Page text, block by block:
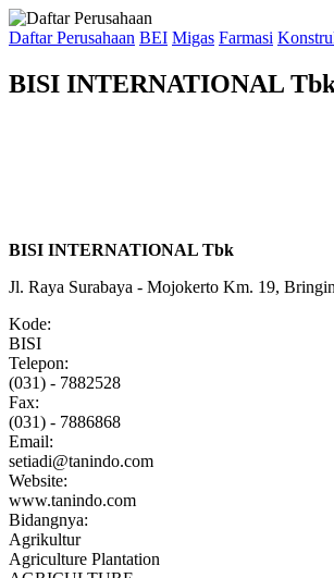
Daftar Perusahaan BEI Migas Farmasi
BISI INTERNATIONAL
BISI INTERNATIONAL Tbk
Jl. Raya Surabaya - Mojokerto Km. 19,
Kode:
BISI
Telepon:
(031) - 7882528
Fax:
(031) - 7886868
Email:
setiadi@tanindo.com
Website:
www.tanindo.com
Bidangnya:
Agrikultur
Agriculture Plantation